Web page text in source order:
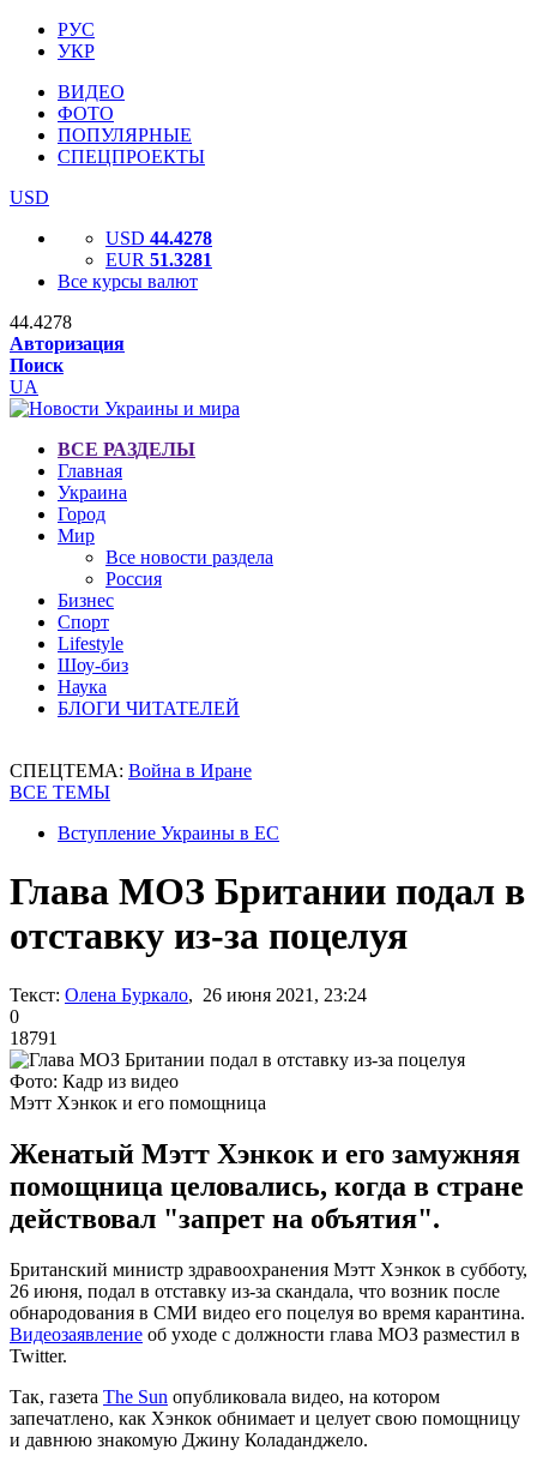
РУС
УКР
ВИДЕО
ФОТО
ПОПУЛЯРНЫЕ
СПЕЦПРОЕКТЫ
USD
USD 44.4278
EUR 51.3281
Все курсы валют
44.4278
Авторизация
Поиск
UA
ВСЕ РАЗДЕЛЫ
Главная
Украина
Город
Мир
Все новости раздела
Россия
Бизнес
Спорт
Lifestyle
Шоу-биз
Наука
БЛОГИ ЧИТАТЕЛЕЙ
СПЕЦТЕМА: Война в Иране
ВСЕ ТЕМЫ
Вступление Украины в ЕС
Глава МОЗ Британии подал в
отставку из-за поцелуя
Текст: Олена Буркало, 26 июня 2021, 23:24
0
18791
Фото: Кадр из видео
Мэтт Хэнкок и его помощница
Женатый Мэтт Хэнкок и его замужняя
помощница целовались, когда в стране
действовал "запрет на объятия".
Британский министр здравоохранения Мэтт Хэнкок в субботу,
26 июня, подал в отставку из-за скандала, что возник после
обнародования в СМИ видео его поцелуя во время карантина.
Видеозаявление об уходе с должности глава МОЗ разместил в
Twitter.
Так, газета The Sun опубликовала видео, на котором
запечатлено, как Хэнкок обнимает и целует свою помощницу
и давнюю знакомую Джину Коладанджело.